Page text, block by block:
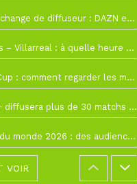
La Liga change de diffuseur : DAZN et Disney+ remplacent beIN Sports !
RC Lens – Villarreal : à quelle heure et sur quelle chaîne voir la finale de la Como Cup ?
Como Cup : comment regarder les matchs du RC Lens en direct ?
Ligue 1+ diffusera plus de 30 matchs amicaux avant la reprise de la Ligue 1
Coupe du monde 2026 : des audiences record, mais M6 devrait perdre très gros !
VOIR